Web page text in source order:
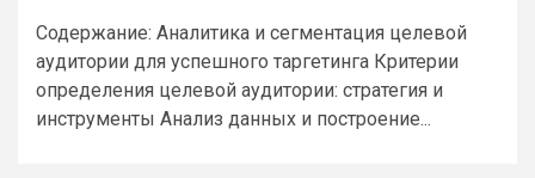
Содержание: Аналитика и сегментация целевой
аудитории для успешного таргетинга Критерии
определения целевой аудитории: стратегия и
инструменты Анализ данных и построение...